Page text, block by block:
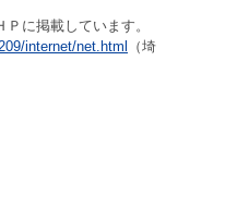
に掲載しています。
internet/net.html
（埼